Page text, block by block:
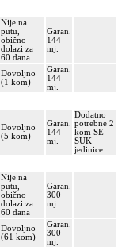
Nije na
putu,
obično
dolazi za
60 dana
Garan.
144
mj.
Dovoljno
(1 kom)
Garan.
144
mj.
Dovoljno
(5 kom)
Garan.
144
mj.
Dodatno
potrebne 2
kom SE-
SUK
jedinice.
Nije na
putu,
obično
dolazi za
60 dana
Garan.
300
mj.
Dovoljno
(61 kom)
Garan.
300
mj.